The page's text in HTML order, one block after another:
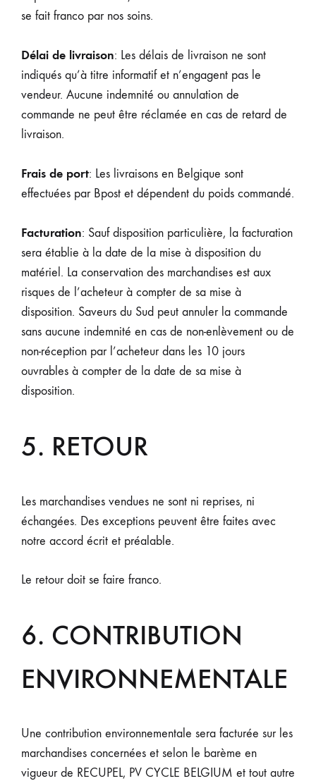
se fait franco par nos soins.
Délai de livraison: Les délais de livraison ne sont
indiqués qu’à titre informatif et n’engagent pas le
vendeur. Aucune indemnité ou annulation de
commande ne peut être réclamée en cas de retard de
livraison.
Frais de port: Les livraisons en Belgique sont
effectuées par Bpost et dépendent du poids commandé.
Facturation: Sauf disposition particulière, la facturation
sera établie à la date de la mise à disposition du
matériel. La conservation des marchandises est aux
risques de l’acheteur à compter de sa mise à
disposition. Saveurs du Sud peut annuler la commande
sans aucune indemnité en cas de non-enlèvement ou de
non-réception par l’acheteur dans les 10 jours
ouvrables à compter de la date de sa mise à
disposition.
5. RETOUR
Les marchandises vendues ne sont ni reprises, ni
échangées. Des exceptions peuvent être faites avec
notre accord écrit et préalable.
Le retour doit se faire franco.
6. CONTRIBUTION
ENVIRONNEMENTALE
Une contribution environnementale sera facturée sur les
marchandises concernées et selon le barème en
vigueur de RECUPEL, PV CYCLE BELGIUM et tout autre